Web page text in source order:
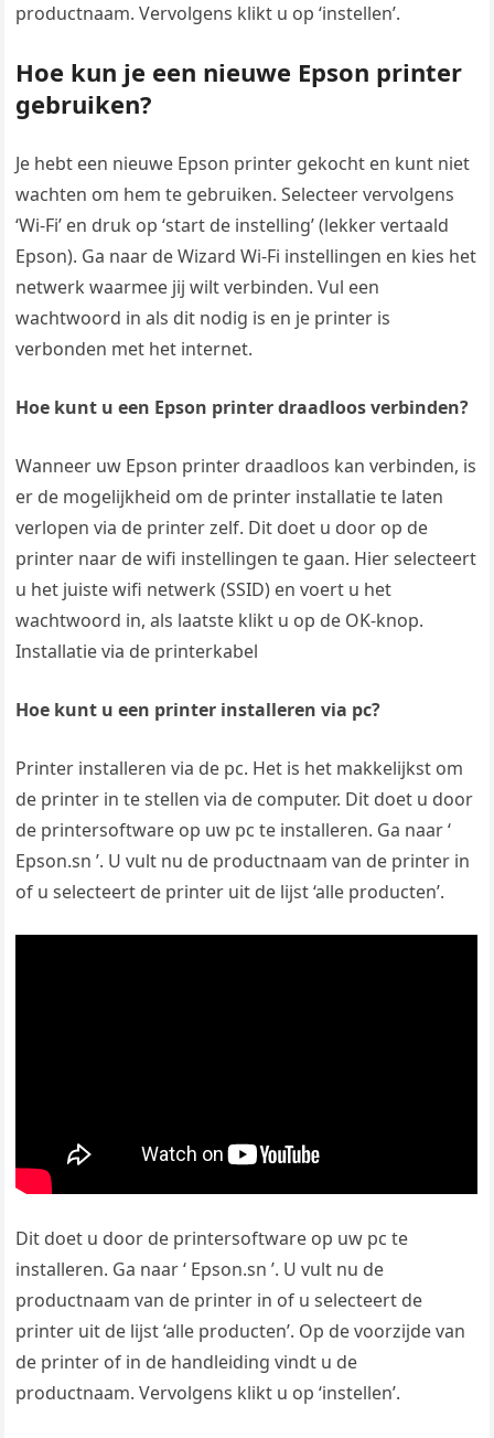
productnaam. Vervolgens klikt u op ‘instellen’.
Hoe kun je een nieuwe Epson printer
gebruiken?
Je hebt een nieuwe Epson printer gekocht en kunt niet
wachten om hem te gebruiken. Selecteer vervolgens
‘Wi-Fi’ en druk op ‘start de instelling’ (lekker vertaald
Epson). Ga naar de Wizard Wi-Fi instellingen en kies het
netwerk waarmee jij wilt verbinden. Vul een
wachtwoord in als dit nodig is en je printer is
verbonden met het internet.
Hoe kunt u een Epson printer draadloos verbinden?
Wanneer uw Epson printer draadloos kan verbinden, is
er de mogelijkheid om de printer installatie te laten
verlopen via de printer zelf. Dit doet u door op de
printer naar de wifi instellingen te gaan. Hier selecteert
u het juiste wifi netwerk (SSID) en voert u het
wachtwoord in, als laatste klikt u op de OK-knop.
Installatie via de printerkabel
Hoe kunt u een printer installeren via pc?
Printer installeren via de pc. Het is het makkelijkst om
de printer in te stellen via de computer. Dit doet u door
de printersoftware op uw pc te installeren. Ga naar ‘
Epson.sn ’. U vult nu de productnaam van de printer in
of u selecteert de printer uit de lijst ‘alle producten’.
Dit doet u door de printersoftware op uw pc te
installeren. Ga naar ‘ Epson.sn ’. U vult nu de
productnaam van de printer in of u selecteert de
printer uit de lijst ‘alle producten’. Op de voorzijde van
de printer of in de handleiding vindt u de
productnaam. Vervolgens klikt u op ‘instellen’.